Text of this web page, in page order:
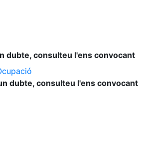
dubte, consulteu l'ens convocant
dubte, consulteu l'ens convocant